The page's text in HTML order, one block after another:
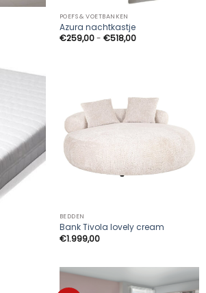
POEFS & VOETBANKEN
Azura nachtkastje
€259,00- €518,00Prijsklasse:
€259,00
BEDDEN
Bank Tivola lovely cream
€1.999,00